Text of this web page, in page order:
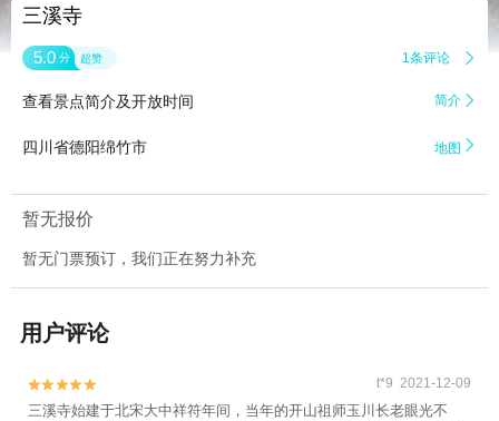
三溪寺
5.0 分 超赞 1条评论 
查看景点简介及开放时间 简介 
四川省德阳绵竹市 地图 
暂无报价
暂无门票预订，我们正在努力补充
用户评论

 t*9 2021-12-09
三溪寺始建于北宋大中祥符年间，当年的开山祖师玉川长老眼光不